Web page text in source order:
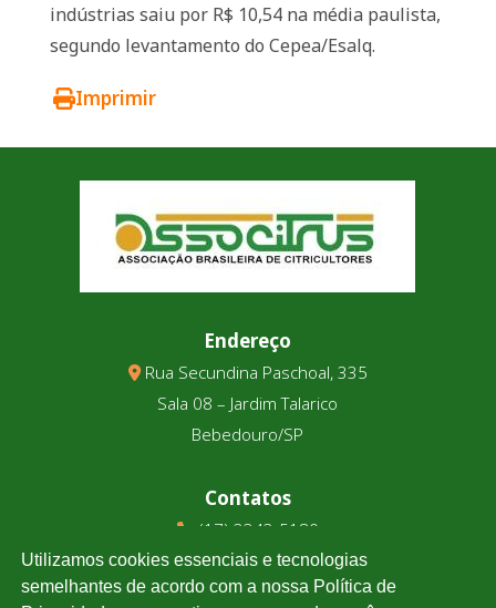
indústrias saiu por R$ 10,54 na média paulista,
segundo levantamento do Cepea/Esalq.
Imprimir
Endereço
Rua Secundina Paschoal, 335
Sala 08 – Jardim Talarico
Bebedouro/SP
Contatos
(17) 3343-5180
(17) 99123-9831
Utilizamos cookies essenciais e tecnologias
semelhantes de acordo com a nossa Política de